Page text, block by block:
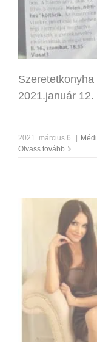
2021.január
2021. március 6.
Olvass tovább